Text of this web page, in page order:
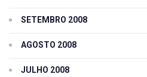
SETEMBRO 2008
AGOSTO 2008
JULHO 2008